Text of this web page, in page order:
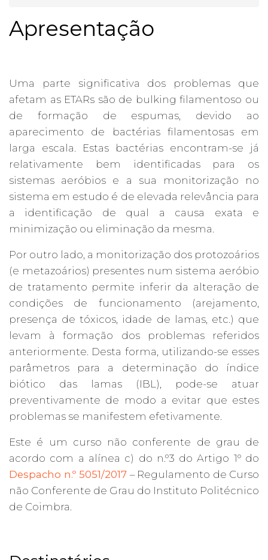
Apresentação
Uma parte significativa dos problemas que
afetam as ETARs são de bulking filamentoso ou
de formação de espumas, devido ao
aparecimento de bactérias filamentosas em
larga escala. Estas bactérias encontram-se já
relativamente bem identificadas para os
sistemas aeróbios e a sua monitorização no
sistema em estudo é de elevada relevância para
a identificação de qual a causa exata e
minimização ou eliminação da mesma.
Por outro lado, a monitorização dos protozoários
(e metazoários) presentes num sistema aeróbio
de tratamento permite inferir da alteração de
condições de funcionamento (arejamento,
presença de tóxicos, idade de lamas, etc.) que
levam à formação dos problemas referidos
anteriormente. Desta forma, utilizando-se esses
parâmetros para a determinação do índice
biótico das lamas (IBL), pode-se atuar
preventivamente de modo a evitar que estes
problemas se manifestem efetivamente.
Este é um curso não conferente de grau de
acordo com a alínea c) do n.º3 do Artigo 1º do
Despacho n.º 5051/2017 – Regulamento de Curso
não Conferente de Grau do Instituto Politécnico
de Coimbra.